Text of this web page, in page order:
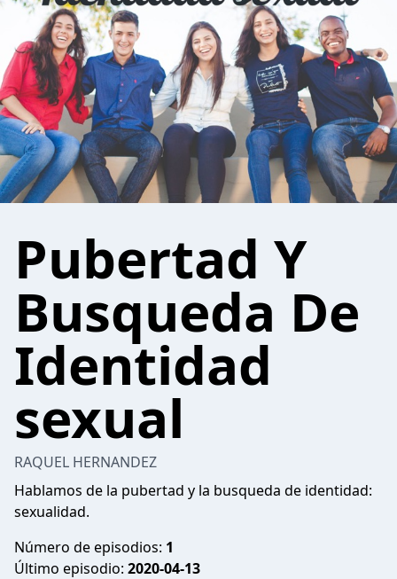
Pubertad Y
Busqueda De
Identidad
sexual
RAQUEL HERNANDEZ
Hablamos de la pubertad y la busqueda de identidad:
sexualidad.
Número de episodios: 1
Último episodio: 2020-04-13